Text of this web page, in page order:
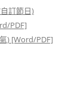
訂節日)
PDF]
) [Word/PDF]